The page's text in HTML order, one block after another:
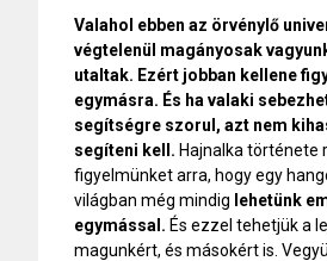
Valahol ebben az örvénylő
végtelenül magányosak
utaltak. Ezért jobban kellene
egymásra. És ha valaki
segítségre szorul, azt nem
segíteni kell. Hajnalka története
figyelmünket arra, hogy egy
világban még mindig lehetünk
egymással. És ezzel tehetjük a
magunkért, és másokért is.